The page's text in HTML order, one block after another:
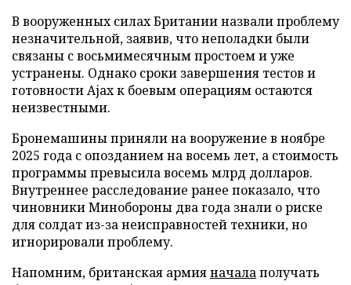
В вооруженных силах Британии назвали проблему
незначительной, заявив, что неполадки были
связаны с восьмимесячным простоем и уже
устранены. Однако сроки завершения тестов и
готовности Ajax к боевым операциям остаются
неизвестными.
Бронемашины приняли на вооружение в ноябре
2025 года с опозданием на восемь лет, а стоимость
программы превысила восемь млрд долларов.
Внутреннее расследование ранее показало, что
чиновники Минобороны два года знали о риске
для солдат из-за неисправностей техники, но
игнорировали проблему.
Напомним, британская армияначалаполучать